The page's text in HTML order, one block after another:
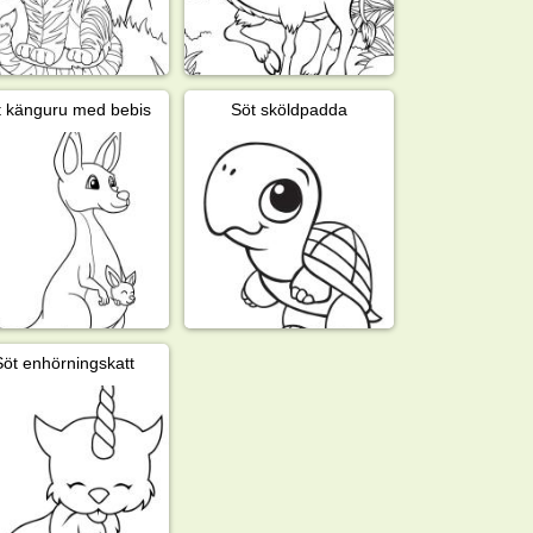
känguru med bebis Söt sköldpadda
enhörningskatt